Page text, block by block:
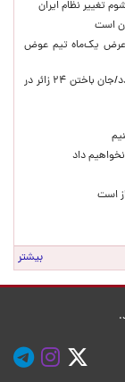
تغییر نظام ایران
است
عرض یک‌ماه تیم عوض
پایان طرح ترافیکی اربعین پلیس با ثبت ۶۷ میلیون تردد/جان باختن ۲۴ زائر در
داد
است
بیشتر